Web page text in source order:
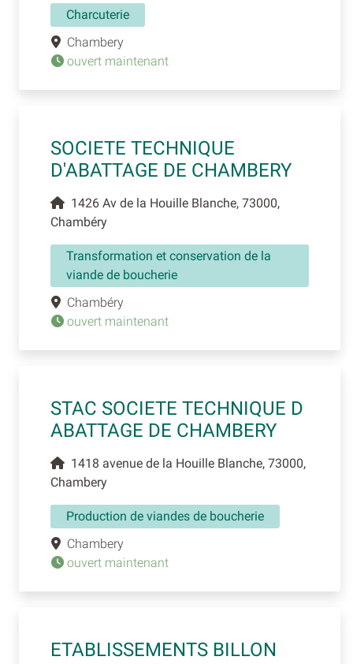
Charcuterie
Chambery
ouvert maintenant
SOCIETE TECHNIQUE
D'ABATTAGE DE CHAMBERY
1426 Av de la Houille Blanche, 73000,
Chambéry
Transformation et conservation de la
viande de boucherie
Chambéry
ouvert maintenant
STAC SOCIETE TECHNIQUE D
ABATTAGE DE CHAMBERY
1418 avenue de la Houille Blanche, 73000,
Chambery
Production de viandes de boucherie
Chambery
ouvert maintenant
ETABLISSEMENTS BILLON